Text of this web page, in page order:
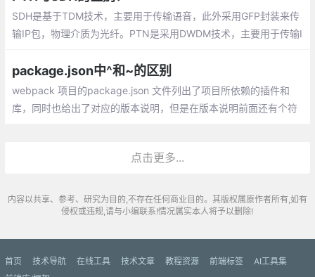
SDH是基于TDM技术，主要用于传输语音，此外采用GFP封装来传
输IP包，物理介质为光纤。PTN是采用DWDM技术，主要用于传输I
package.json中^和~的区别
webpack 项目的package.json 文件列出了项目所依赖的插件和
库，同时也给出了对应的版本说明，但是在版本说明前面还有个符
点击更多...
内容以共享、参考、研究为目的,不存在任何商业目的。其版权属原作者所有,如有
侵权或违规,请与小编联系!情况属实本人将予以删除!
首页 技术导航 在线工具 技术文章 教程资源 前端标签
AI工具集